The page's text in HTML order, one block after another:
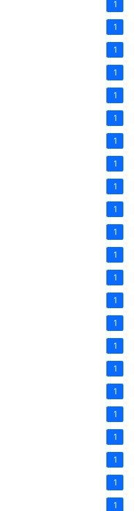
1
1
1
1
1
1
1
1
1
1
1
1
1
1
1
1
1
1
1
1
1
1
1